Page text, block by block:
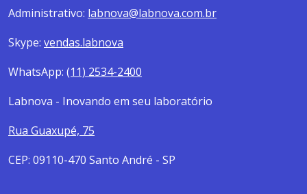
Administrativo: labnova@labnova.com.br
Skype: vendas.labnova
WhatsApp: (11) 2534-2400
Labnova - Inovando em seu laboratório
Rua Guaxupé, 75
CEP: 09110-470 Santo André - SP